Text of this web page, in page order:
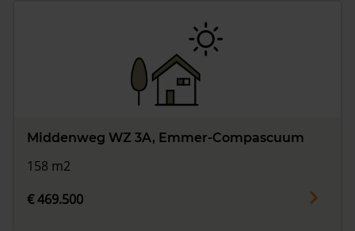
Middenweg WZ 3A, Emmer-Compascuum
158 m2
€ 469.500